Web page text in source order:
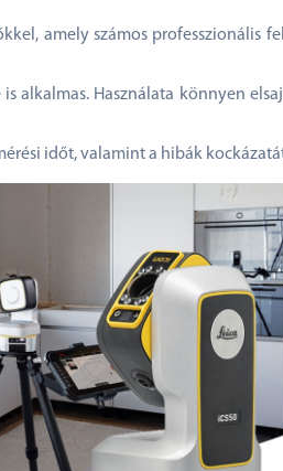
amely számos professzionális
alkalmas. Használata könnyen
időt, valamint a hibák